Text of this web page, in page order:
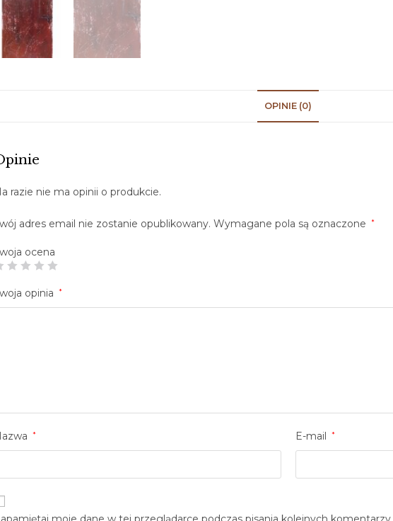
OPINIE (0)
razie nie ma opinii o produkcie.
adres email nie zostanie opublikowany. Wymagane pola są oznaczone *
ocena
opinia *
* E-mail *